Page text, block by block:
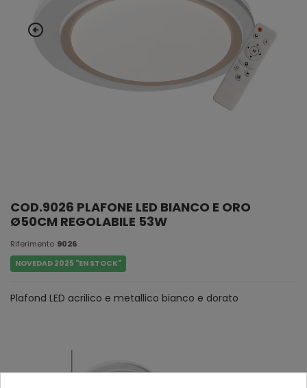
COD.9026 PLAFONE LED BIANCO E ORO
Ø50CM REGOLABILE 53W
Riferimento 9026
NOVEDAD 2025 "EN STOCK"
Plafond LED acrilico e metallico bianco e dorato